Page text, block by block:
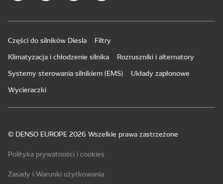
Części do silników Diesla
Filtry
Klimatyzacja i chłodzenie silnika
Rozruszniki i alternatory
Systemy sterowania silnikiem (EMS)
Układy zapłonowe
Wycieraczki
© DENSO EUROPE 2026 Wszelkie prawa zastrzeżone
Polityka prywatności i cookies
Zasady i Warunki użytkowania